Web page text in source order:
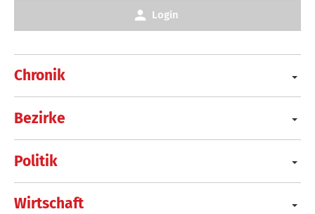
Chronik
Bezirke
Politik
Wirtschaft
Login